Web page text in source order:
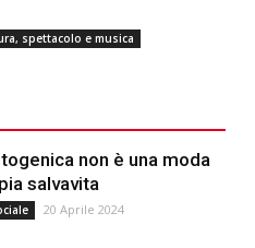
spettacolo e musica
non è una moda
salvavita
20 Aprile 2024